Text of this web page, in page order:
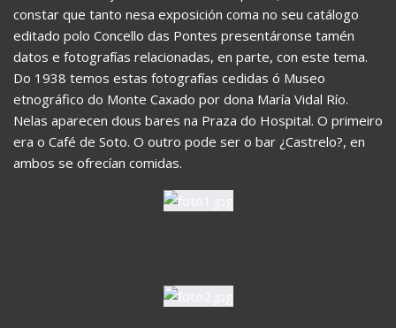
constar que tanto nesa exposición coma no seu catálogo
editado polo Concello das Pontes presentáronse tamén
datos e fotografías relacionadas, en parte, con este tema.
Do 1938 temos estas fotografías cedidas ó Museo
etnográfico do Monte Caxado por dona María Vidal Río.
Nelas aparecen dous bares na Praza do Hospital. O primeiro
era o Café de Soto. O outro pode ser o bar ¿Castrelo?, en
ambos se ofrecían comidas.